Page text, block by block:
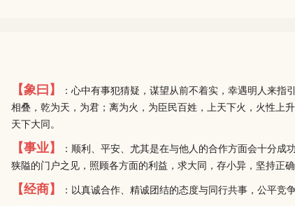
【象曰】
：心中有事犯猜疑，谋望从前不着实，幸遇明人来指
相叠，乾为天，为君；离为火，为臣民百姓，上天下火，火性上
天下大同。
【事业】
：顺利、平安、尤其是在与他人的合作方面会十分
狭隘的门户之见，照顾各方面的利益，求大同，存小异，坚持正
【经商】 ：以真诚合作、精诚团结的态度与同行共事，公平竞